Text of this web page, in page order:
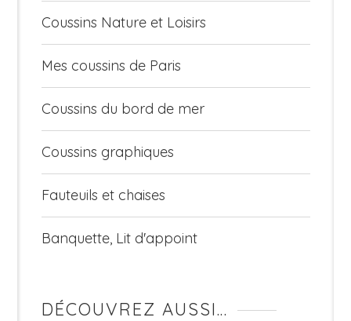
Coussins Nature et Loisirs
Mes coussins de Paris
Coussins du bord de mer
Coussins graphiques
Fauteuils et chaises
Banquette, Lit d'appoint
DÉCOUVREZ AUSSI…